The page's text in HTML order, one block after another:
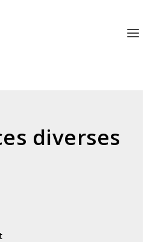
diverses